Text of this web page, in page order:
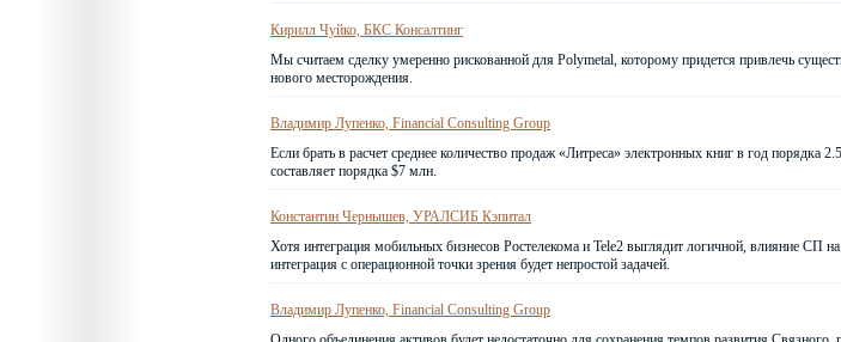
Кирилл Чуйко, БКС Консалтинг
Мы считаем сделку умеренно рискованной для Polymetal, которому придется привлечь
нового месторождения.
Владимир Лупенко, Financial Consulting Group
Если брать в расчет среднее количество продаж «Литреса» электронных книг в год
составляет порядка $7 млн.
Константин Чернышев, УРАЛСИБ Кэпитал
Хотя интеграция мобильных бизнесов Ростелекома и Tele2 выглядит логичной, влияние СП
интеграция с операционной точки зрения будет непростой задачей.
Владимир Лупенко, Financial Consulting Group